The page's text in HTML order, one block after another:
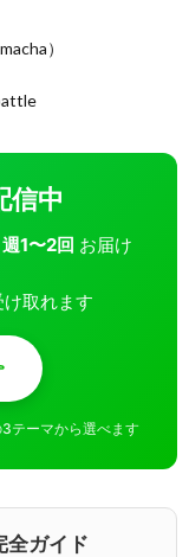
）
信中
週1〜2回 お届け
取れます
テーマから選べます
全ガイド